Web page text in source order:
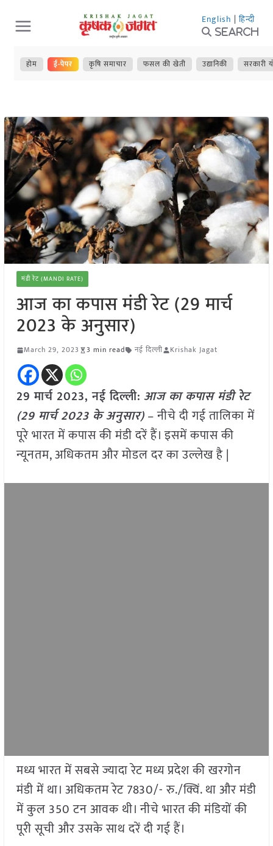
Skip
to
content
English | हिन्दी
Search
होम ई-पेपर कृषि समाचार फसल की खेती उद्यानिकी सरकारी
मंडी रेट (MANDI RATE)
आज का कपास मंडी रेट (29 मार्च
2023 के अनुसार)
March 29, 2023 3 min read नई दिल्ली Krishak Jagat
29 मार्च 2023, नई दिल्ली: आज का कपास मंडी रेट
(29 मार्च 2023 के अनुसार)– नीचे दी गई तालिका में
पूरे भारत में कपास की मंडी दरें हैं। इसमें कपास की
न्यूनतम, अधिकतम और मोडल दर का उल्लेख है |
मध्य भारत में सबसे ज्यादा रेट मध्य प्रदेश की खरगोन
मंडी में था। अधिकतम रेट 7830/- रु./क्विं. था और मंडी
में कुल 350 टन आवक थी। नीचे भारत की मंडियों की
पूरी सूची और उसके साथ दरें दी गई हैं।